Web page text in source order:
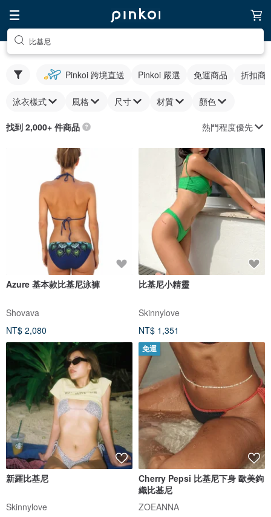
比基尼
Pinkoi 跨境直送 Pinkoi 嚴選 免運商品 折扣商
泳衣樣式 風格 尺寸 材質 顏色
找到 2,000+ 件商品 熱門程度優先
Azure 基本款比基尼泳褲
Shovava
NT$ 2,080
比基尼小精靈
Skinnylove
NT$ 1,351
新羅比基尼
Skinnylove
免運
Cherry Pepsi 比基尼下身 歐美鉤
織比基尼
ZOEANNA